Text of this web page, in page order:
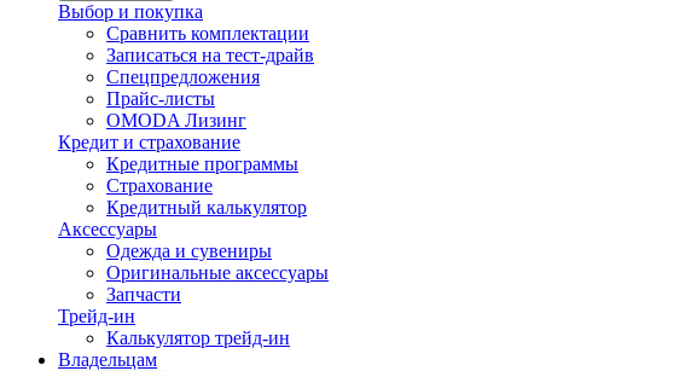
Выбор и покупка
Сравнить комплектации
Записаться на тест-драйв
Cпецпредложения
Прайс-листы
OMODA Лизинг
Кредит и страхование
Кредитные программы
Страхование
Кредитный калькулятор
Аксессуары
Одежда и сувениры
Оригинальные аксессуары
Запчасти
Трейд-ин
Калькулятор трейд-ин
Владельцам